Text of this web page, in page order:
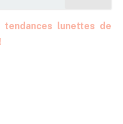
tendances lunettes de